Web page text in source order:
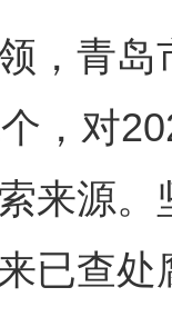
青岛
，对
来源
已查